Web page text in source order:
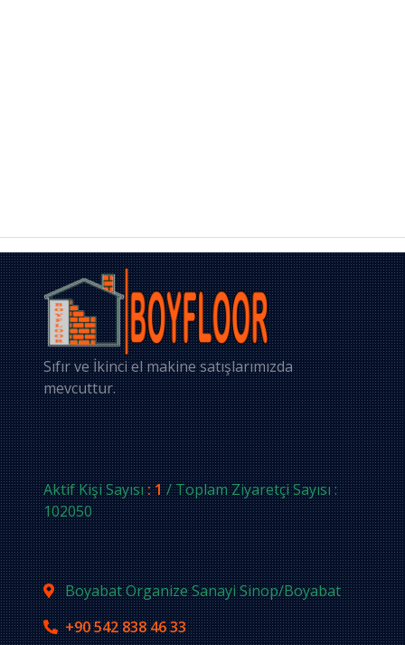
Sıfır ve İkinci el makine satışlarımızda
mevcuttur.
Aktif Kişi Sayısı: 1/ Toplam Ziyaretçi Sayısı :
102050
Boyabat Organize Sanayi Sinop/Boyabat
+90 542 838 46 33
info@boyabatyalitim.com